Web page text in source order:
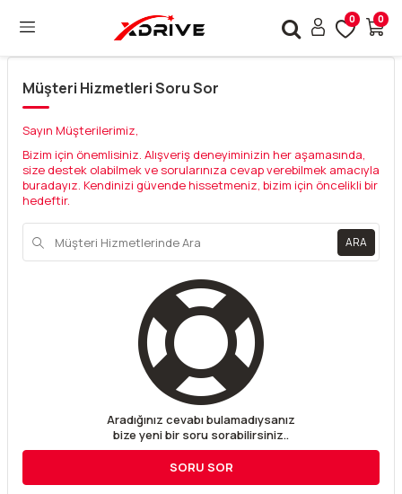
0 0
Müşteri Hizmetleri Soru Sor
Sayın Müşterilerimiz,
Bizim için önemlisiniz. Alışveriş deneyiminizin her aşamasında,
size destek olabilmek ve sorularınıza cevap verebilmek amacıyla
buradayız. Kendinizi güvende hissetmeniz, bizim için öncelikli bir
hedeftir.
ARA
Aradığınız cevabı bulamadıysanız
bize yeni bir soru sorabilirsiniz..
SORU SOR